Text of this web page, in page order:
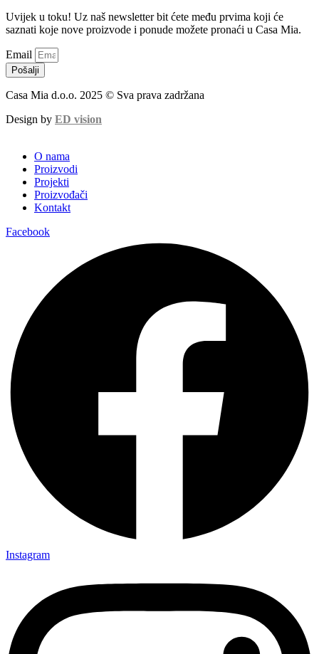
Uvijek u toku! Uz naš newsletter bit ćete među prvima koji će
saznati koje nove proizvode i ponude možete pronaći u Casa Mia.
Email
Pošalji
Casa Mia d.o.o. 2025 © Sva prava zadržana
Design by ED vision
O nama
Proizvodi
Projekti
Proizvođači
Kontakt
Facebook
Instagram